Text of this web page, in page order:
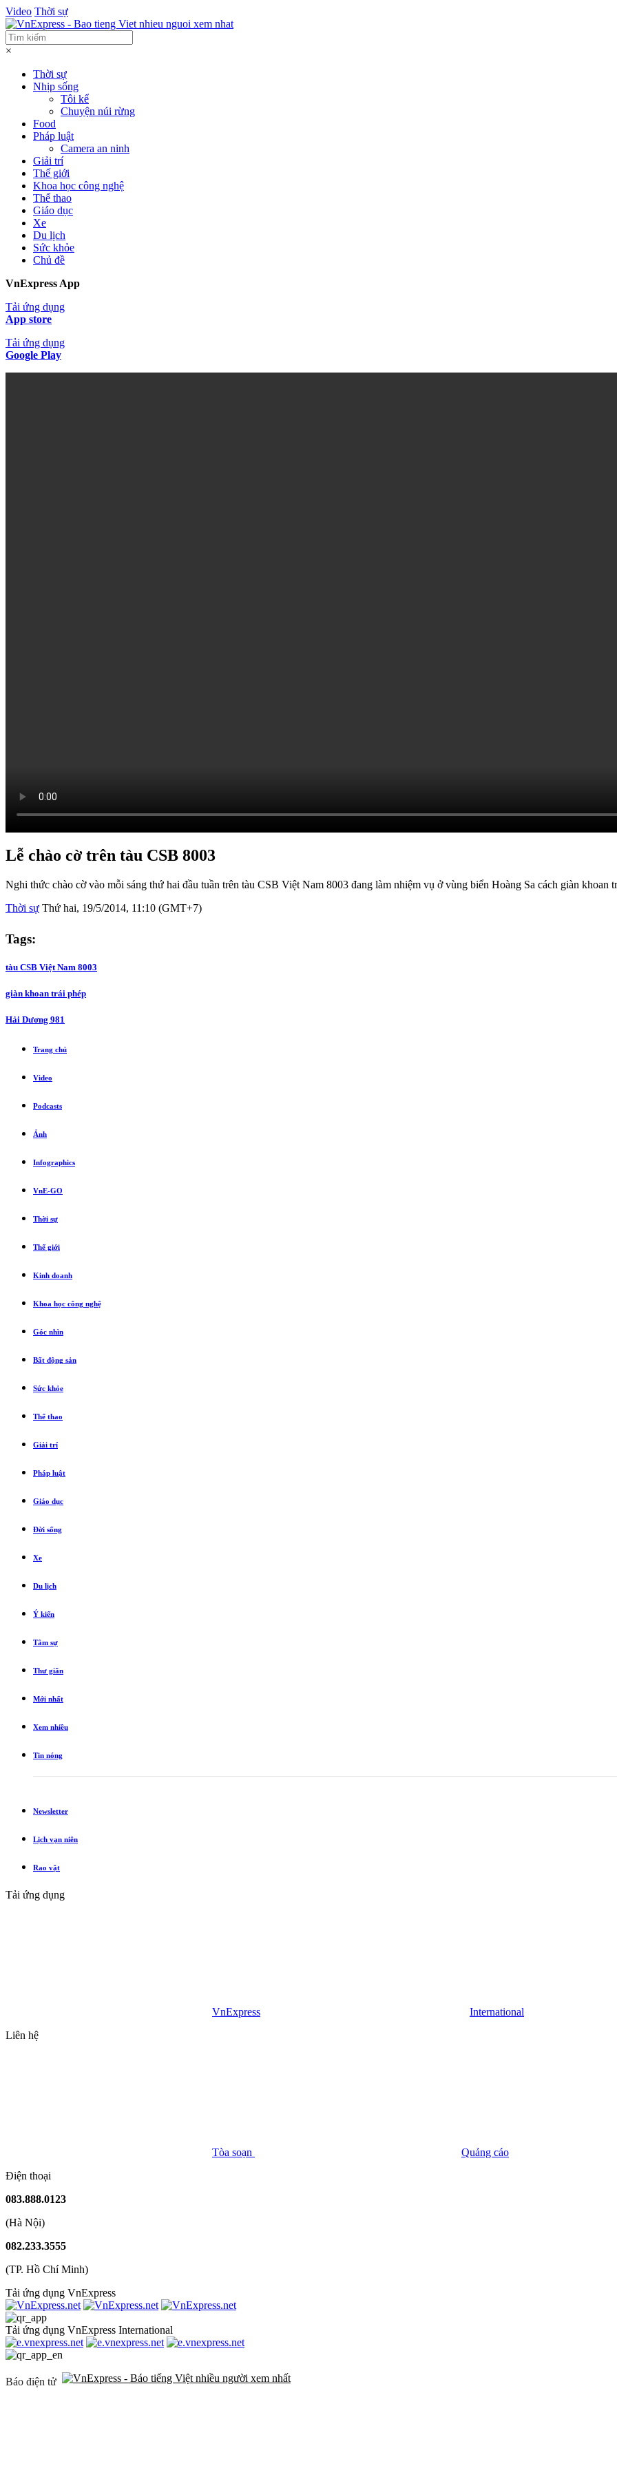
Video Thời sự
×
Thời sự
Nhịp sống
Tôi kể
Chuyện núi rừng
Food
Pháp luật
Camera an ninh
Giải trí
Thế giới
Khoa học công nghệ
Thể thao
Giáo dục
Xe
Du lịch
Sức khỏe
Chủ đề
VnExpress App
Tải ứng dụng
App store
Tải ứng dụng
Google Play
Lễ chào cờ trên tàu CSB 8003
Nghi thức chào cờ vào mỗi sáng thứ hai đầu tuần trên tàu CSB Việt Nam 8003 đang làm nhiệm vụ ở vùng biển Hoàng Sa cách giàn khoan
Thời sự Thứ hai, 19/5/2014, 11:10 (GMT+7)
Tags:
tàu CSB Việt Nam 8003
giàn khoan trái phép
Hải Dương 981
Trang chủ
Video
Podcasts
Ảnh
Infographics
VnE-GO
Thời sự
Thế giới
Kinh doanh
Khoa học công nghệ
Góc nhìn
Bất động sản
Sức khỏe
Thể thao
Giải trí
Pháp luật
Giáo dục
Đời sống
Xe
Du lịch
Ý kiến
Tâm sự
Thư giãn
Mới nhất
Xem nhiều
Tin nóng
Newsletter
Lịch vạn niên
Rao vặt
Tải ứng dụng
VnExpress
International
Liên hệ
Tòa soạn
Quảng cáo
Điện thoại
083.888.0123
(Hà Nội)
082.233.3555
(TP. Hồ Chí Minh)
Tải ứng dụng VnExpress
Tải ứng dụng VnExpress International
Báo điện tử